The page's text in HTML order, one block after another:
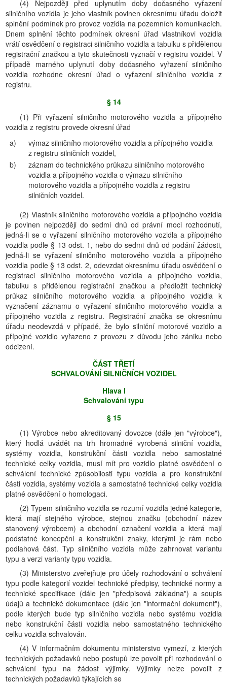
(4) Nejpozději před uplynutím doby dočasného vyřazení
silničního vozidla je jeho vlastník povinen okresnímu úřadu doložit
splnění podmínek pro provoz vozidla na pozemních komunikacích.
Dnem splnění těchto podmínek okresní úřad vlastníkovi vozidla
vrátí osvědčení o registraci silničního vozidla a tabulku s přidělenou
registrační značkou a tyto skutečnosti vyznačí v registru vozidel. V
případě marného uplynutí doby dočasného vyřazení silničního
vozidla rozhodne okresní úřad o vyřazení silničního vozidla z
registru.
§ 14
(1) Při vyřazení silničního motorového vozidla a přípojného
vozidla z registru provede okresní úřad
a)
výmaz silničního motorového vozidla a přípojného vozidla
z registru silničních vozidel,
b)
záznam do technického průkazu silničního motorového
vozidla a přípojného vozidla o výmazu silničního
motorového vozidla a přípojného vozidla z registru
silničních vozidel.
(2) Vlastník silničního motorového vozidla a přípojného vozidla
je povinen nejpozději do sedmi dnů od právní moci rozhodnutí,
jedná-li se o vyřazení silničního motorového vozidla a přípojného
vozidla podle § 13 odst. 1, nebo do sedmi dnů od podání žádosti,
jedná-li se vyřazení silničního motorového vozidla a přípojného
vozidla podle § 13 odst. 2, odevzdat okresnímu úřadu osvědčení o
registraci silničního motorového vozidla a přípojného vozidla,
tabulku s přidělenou registrační značkou a předložit technický
průkaz silničního motorového vozidla a přípojného vozidla k
vyznačení záznamu o vyřazení silničního motorového vozidla a
přípojného vozidla z registru. Registrační značka se okresnímu
úřadu neodevzdá v případě, že bylo silniční motorové vozidlo a
přípojné vozidlo vyřazeno z provozu z důvodu jeho zániku nebo
odcizení.
ČÁST TŘETĺ
SCHVALOVÁNĺ SILNIČNĺCH VOZIDEL
Hlava I
Schvalování typu
§ 15
(1) Výrobce nebo akreditovaný dovozce (dále jen "výrobce"),
který hodlá uvádět na trh hromadně vyrobená silniční vozidla,
systémy vozidla, konstrukční části vozidla nebo samostatné
technické celky vozidla, musí mít pro vozidlo platné osvědčení o
schválení technické způsobilosti typu vozidla a pro konstrukční
části vozidla, systémy vozidla a samostatné technické celky vozidla
platné osvědčení o homologaci.
(2) Typem silničního vozidla se rozumí vozidla jedné kategorie,
která mají stejného výrobce, stejnou značku (obchodní název
stanovený výrobcem) a obchodní označení vozidla a která mají
podstatné koncepční a konstrukční znaky, kterými je rám nebo
podlahová část. Typ silničního vozidla může zahrnovat variantu
typu a verzi varianty typu vozidla.
(3) Ministerstvo zveřejňuje pro účely rozhodování o schválení
typu podle kategorií vozidel technické předpisy, technické normy a
technické specifikace (dále jen "předpisová základna") a soupis
údajů a technické dokumentace (dále jen "informační dokument"),
podle kterých bude typ silničního vozidla nebo systému vozidla
nebo konstrukční části vozidla nebo samostatného technického
celku vozidla schvalován.
(4) V informačním dokumentu ministerstvo vymezí, z kterých
technických požadavků nebo postupů lze povolit při rozhodování o
schválení typu na žádost výjimky. Výjimky nelze povolit z
technických požadavků týkajících se